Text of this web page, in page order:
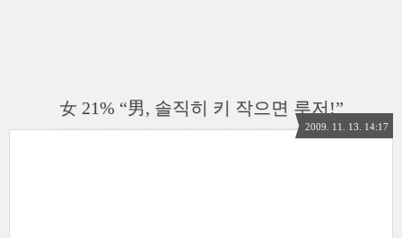
女 21% “男, 솔직히 키 작으면 루저!”
2009. 11. 13. 14:17